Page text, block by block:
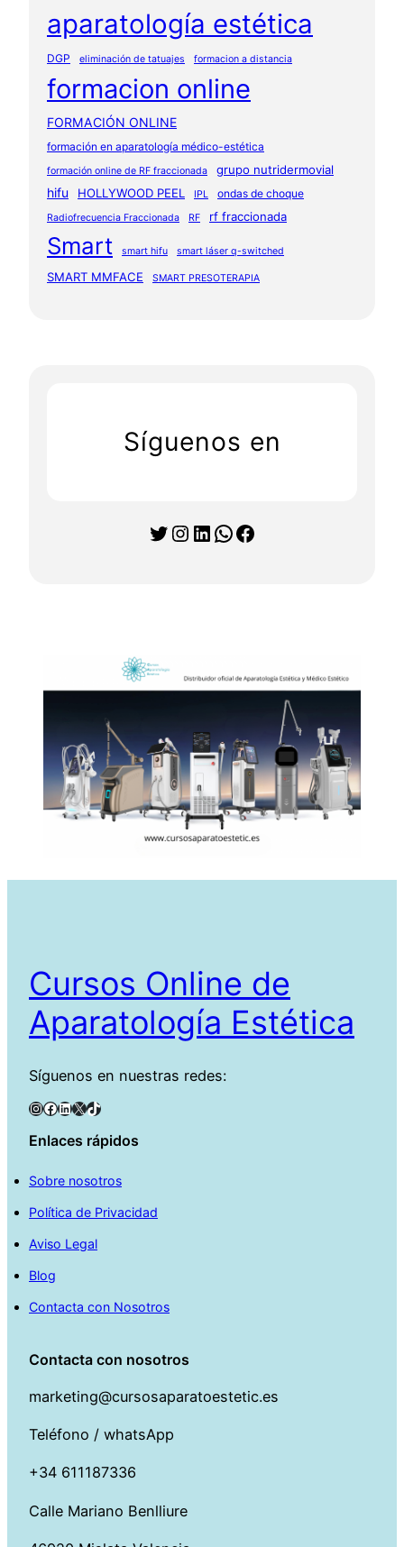
aparatología estética
DGP eliminación de tatuajes formacion a distancia
formacion online
FORMACIÓN ONLINE
formación en aparatología médico-estética
formación online de RF fraccionada grupo nutridermovial
hifu HOLLYWOOD PEEL IPL ondas de choque
Radiofrecuencia Fraccionada RF rf fraccionada
Smart smart hifu smart láser q-switched
SMART MMFACE SMART PRESOTERAPIA
Síguenos en
Twitter Instagram LinkedIn WhatsApp Facebook
Cursos Online de
Aparatología Estética
Síguenos en nuestras redes:
InstagramFacebook LinkedIn X TikTok
Enlaces rápidos
Sobre nosotros
Política de Privacidad
Aviso Legal
Blog
Contacta con Nosotros
Contacta con nosotros
marketing@cursosaparatoestetic.es
Teléfono / whatsApp
+34 611187336
Calle Mariano Benlliure